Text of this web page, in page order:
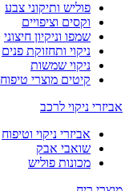
פוליש ותיקוני צבע
וקסים וציפויים
שמפו וניקיון חיצוני
ניקוי ותחזוקת פנים
ניקוי שמשות
קיטים מוצרי טיפוח
אביזרי ניקוי לרכב
אביזרי ניקוי וטיפוח
שואבי אבק
מכונות פוליש